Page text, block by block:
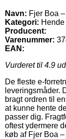
Navn: Fjer Boa
Kategori:
Producent:
Varenummer:
EAN:
Vurderet til 4.9
De fleste e-
leveringsmåder.
bragt ordren til
at kunne hente
passer dig.
oftest ydermere
køb af Fjer Boa